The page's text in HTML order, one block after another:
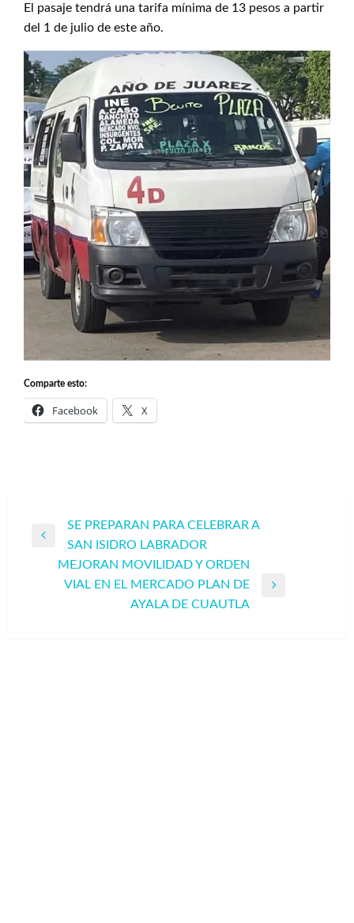
El pasaje tendrá una tarifa mínima de 13 pesos a partir
del 1 de julio de este año.
Comparte esto:
Facebook X
Navegación
entradas
Entrada
anterior
SE PREPARAN PARA CELEBRAR A
SAN ISIDRO LABRADOR
MEJORAN MOVILIDAD Y ORDEN
VIAL EN EL MERCADO PLAN DE
AYALA DE CUAUTLA